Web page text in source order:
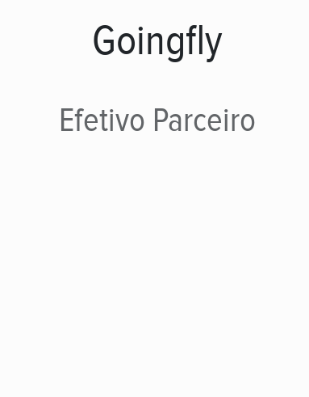
Goingfly
Efetivo Parceiro